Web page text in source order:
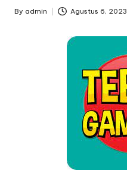
Posted
By admin Agustus 6, 2023